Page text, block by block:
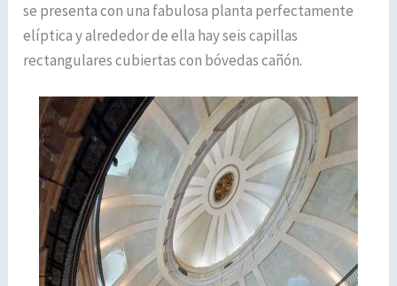
se presenta con una fabulosa planta perfectamente
elíptica y alrededor de ella hay seis capillas
rectangulares cubiertas con bóvedas cañón.